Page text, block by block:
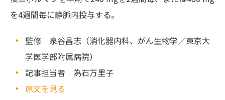
を4週間毎に静脈内投与する。
監修 泉谷昌志（消化器内科、がん生物学／東京大
学医学部附属病院）
記事担当者 為石万里子
原文を見る